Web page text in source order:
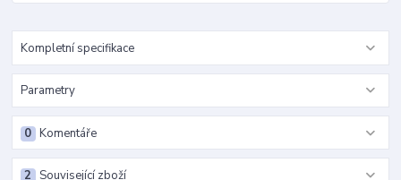
Kompletní specifikace
Parametry
Komentáře
0
Související zboží
2